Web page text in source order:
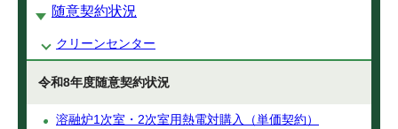
随意契約状況
クリーンセンター
令和8年度随意契約状況
溶融炉1次室・2次室用熱電対購入（単価契約）